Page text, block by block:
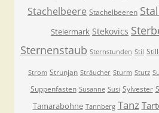
Stachelbeere Stachelbeeren
Steiermark Stekovics
Sternenstaub Sternstunden Stil
Strom Strunjan Sträucher Sturm Stutz
Suppenfasten Susanne Susi Sylvester
Tamarabohne Tannberg Tanz